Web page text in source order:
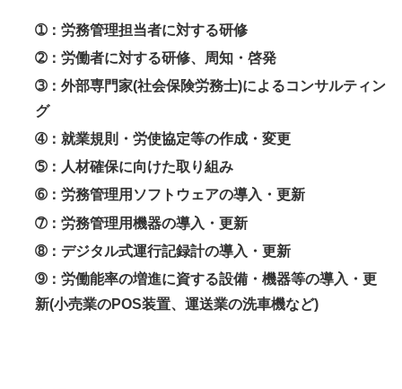
➀：労務管理担当者に対する研修
➁：労働者に対する研修、周知・啓発
➂：外部専門家(社会保険労務士)によるコンサルティン
グ
➃：就業規則・労使協定等の作成・変更
➄：人材確保に向けた取り組み
➅：労務管理用ソフトウェアの導入・更新
➆：労務管理用機器の導入・更新
➇：デジタル式運行記録計の導入・更新
➈：労働能率の増進に資する設備・機器等の導入・更
新(小売業のPOS装置、運送業の洗車機など)